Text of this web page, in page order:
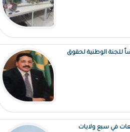
للجنة الوطنية لحقوق
في سبع ولايات